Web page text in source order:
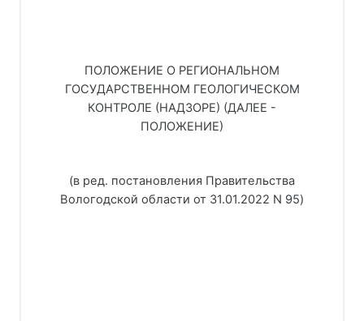
ПОЛОЖЕНИЕ О РЕГИОНАЛЬНОМ
ГОСУДАРСТВЕННОМ ГЕОЛОГИЧЕСКОМ
КОНТРОЛЕ (НАДЗОРЕ) (ДАЛЕЕ -
ПОЛОЖЕНИЕ)
(в ред. постановления Правительства
Вологодской области от 31.01.2022 N 95)